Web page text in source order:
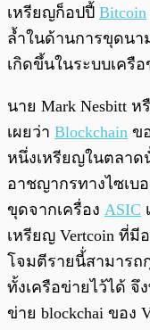
พร้อมเล่น
เหรียญก็อปปี้ Bitcoin
ล้ำในด้านการขุดนา
เกิดขึ้นในระบบเครือ
นาย Mark Nesbitt
เผยว่า Blockchain ข
หนึ่งเหรียญในตลาด
อาชญากรทางไซเบ
ขุดจากเครื่อง ASIC
เหรียญ Vertcoin ที่มี
โจมตีรายนี้่สามารถ
ทั้งเครือข่ายไว้ได้ จึ
ข่าย blockchai ของ